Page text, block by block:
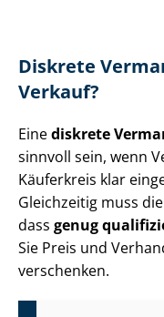
Diskrete
Verkauf?
Einediskrete
sinnvoll sein, wenn
Käuferkreis klar
Gleichzeitig muss
dass genug
Sie Preis und
verschenken.